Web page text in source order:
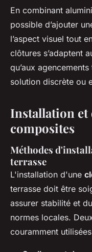
En combinant
possible d’ajouter
l’aspect visuel tout
clôtures s’adaptent
qu’aux
solution discrète ou
Installation et
composites
Méthodes
terrasse
L'installation d'une
terrasse doit être
assurer stabilité et
normes locales.
couramment